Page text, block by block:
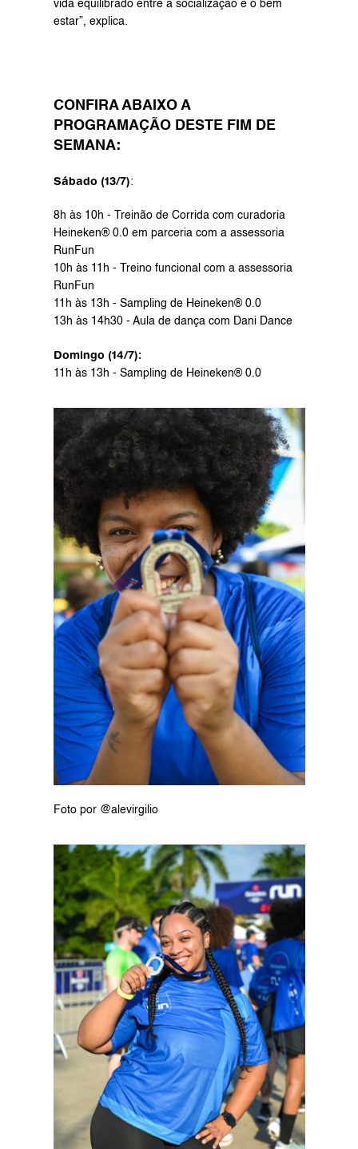
vida equilibrado entre a socialização e o bem
estar”, explica.
CONFIRA ABAIXO A
PROGRAMAÇÃO DESTE FIM DE
SEMANA:
Sábado (13/7):
8h às 10h - Treinão de Corrida com curadoria
Heineken® 0.0 em parceria com a assessoria
RunFun
10h às 11h - Treino funcional com a assessoria
RunFun
11h às 13h - Sampling de Heineken® 0.0
13h às 14h30 - Aula de dança com Dani Dance
Domingo (14/7):
11h às 13h - Sampling de Heineken® 0.0
Foto por @alevirgilio